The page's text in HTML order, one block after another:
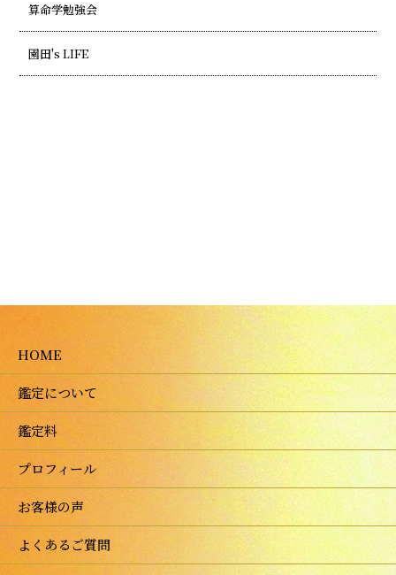
算命学勉強会
園田's LIFE
HOME
鑑定について
鑑定料
プロフィール
お客様の声
よくあるご質問